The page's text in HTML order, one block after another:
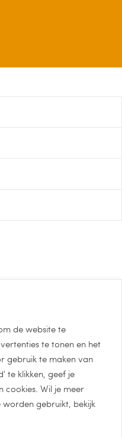
de website te
te tonen en het
gebruik te maken van
te klikken, geef je
cookies. Wil je meer
gebruikt, bekijk